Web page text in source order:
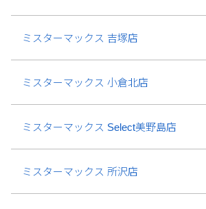
ミスターマックス 吉塚店
ミスターマックス 小倉北店
ミスターマックス Select美野島店
ミスターマックス 所沢店